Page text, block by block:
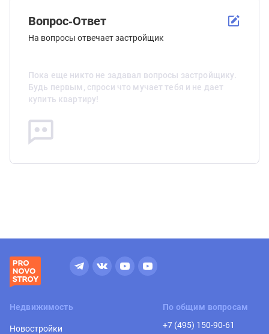
Вопрос-Ответ
На вопросы отвечает застройщик
Пока еще никто не задавал вопросы застройщику.
Будь первым, спроси что мучает тебя и не дает
купить квартиру!
Недвижимость
Новостройки
По общим вопросам
+7 (495) 150-90-61